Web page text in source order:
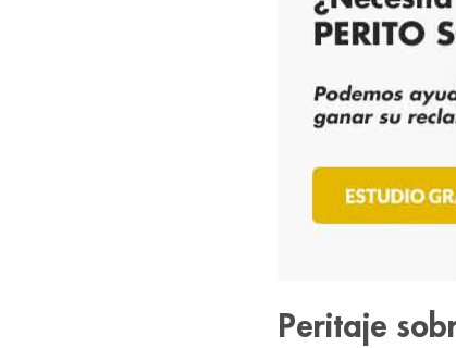
Peritaje